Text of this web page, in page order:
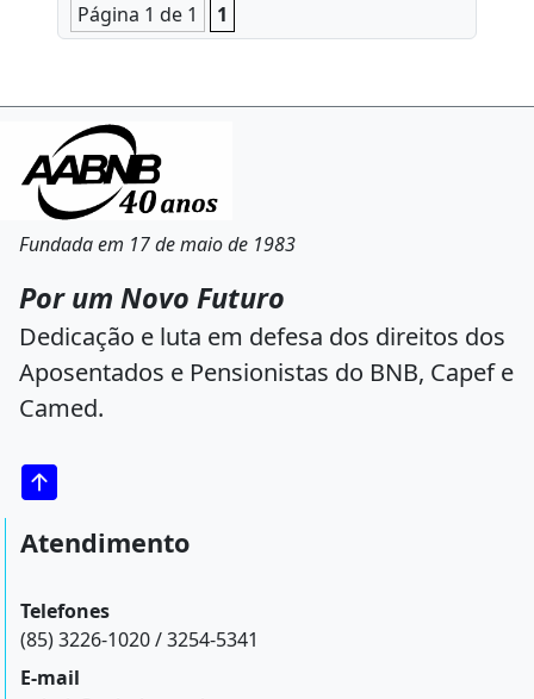
Página 1 de 1 1
Fundada em 17 de maio de 1983
Por um Novo Futuro
Dedicação e luta em defesa dos direitos dos
Aposentados e Pensionistas do BNB, Capef e
Camed.
Atendimento
Telefones
(85) 3226-1020 / 3254-5341
E-mail